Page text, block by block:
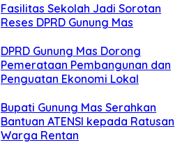
Fasilitas Sekolah Jadi Sorotan
Reses DPRD Gunung Mas
DPRD Gunung Mas Dorong
Pemerataan Pembangunan dan
Penguatan Ekonomi Lokal
Bupati Gunung Mas Serahkan
Bantuan ATENSI kepada Ratusan
Warga Rentan